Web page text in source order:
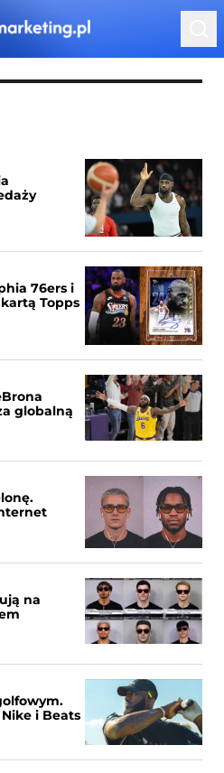
76ers i
Topps
globalną
na
i Beats